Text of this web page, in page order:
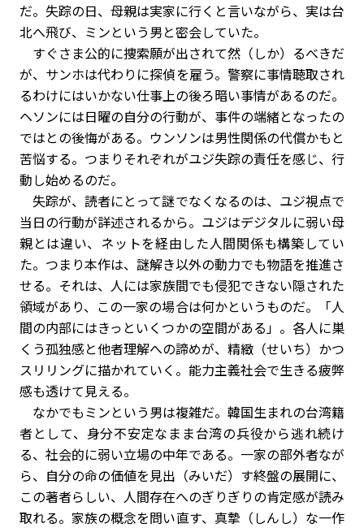
だ。失踪の日、母親は実家に行くと言いながら、実は台
北へ飛び、ミンという男と密会していた。
すぐさま公的に捜索願が出されて然（しか）るべきだ
が、サンホは代わりに探偵を雇う。警察に事情聴取され
るわけにはいかない仕事上の後ろ暗い事情があるのだ。
ヘソンには日曜の自分の行動が、事件の端緒となったの
ではとの後悔がある。ウンソンは男性関係の代償かもと
苦悩する。つまりそれぞれがユジ失踪の責任を感じ、行
動し始めるのだ。
失踪が、読者にとって謎でなくなるのは、ユジ視点で
当日の行動が詳述されるから。ユジはデジタルに弱い母
親とは違い、ネットを経由した人間関係も構築してい
た。つまり本作は、謎解き以外の動力でも物語を推進さ
せる。それは、人には家族間でも侵犯できない隠された
領域があり、この一家の場合は何かというものだ。「人
間の内部にはきっといくつかの空間がある」。各人に巣
くう孤独感と他者理解への諦めが、精緻（せいち）かつ
スリリングに描かれていく。能力主義社会で生きる疲弊
感も透けて見える。
なかでもミンという男は複雑だ。韓国生まれの台湾籍
者として、身分不安定なまま台湾の兵役から逃れ続け
る、社会的に弱い立場の中年である。一家の部外者なが
ら、自分の命の価値を見出（みいだ）す終盤の展開に、
この著者らしい、人間存在へのぎりぎりの肯定感が読み
取れる。家族の概念を問い直す、真摯（しんし）な一作